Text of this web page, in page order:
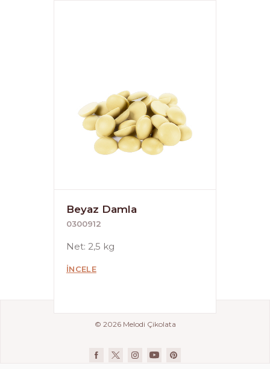
Beyaz Damla
0300912
Net: 2,5 kg
İNCELE
© 2026 Melodi Çikolata